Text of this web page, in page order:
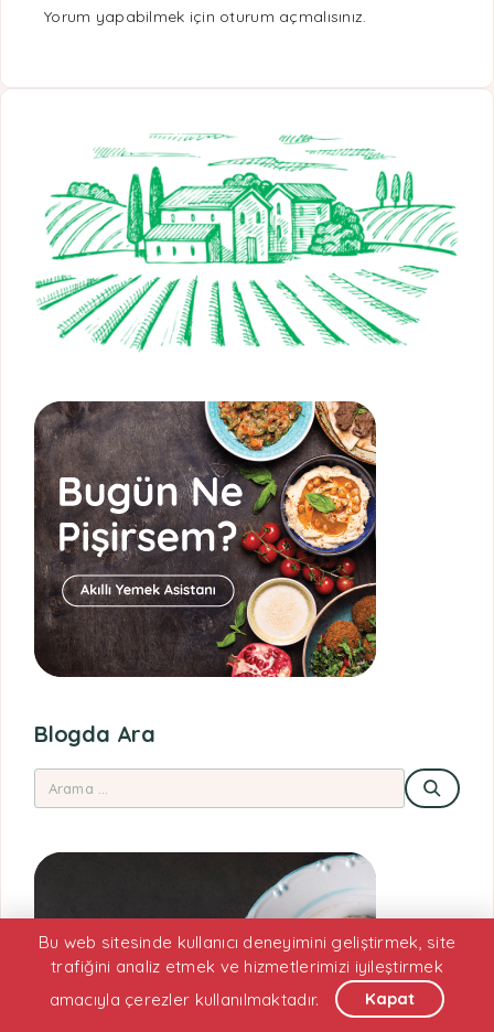
Bu web sitesinde kullanıcı deneyimini geliştirmek, site
trafiğini analiz etmek ve hizmetlerimizi iyileştirmek
amacıyla çerezler kullanılmaktadır.
Kapat
Yorum yapabilmek için oturum açmalısınız.
Blogda Ara